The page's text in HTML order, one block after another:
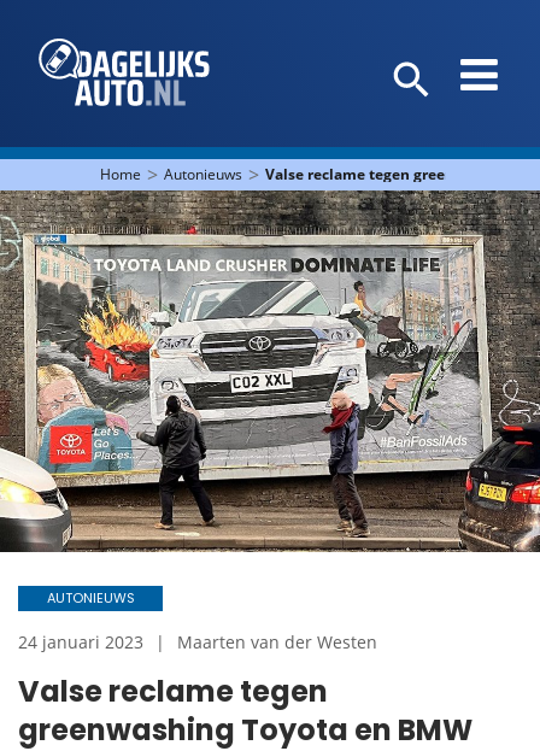
Home > Autonieuws > Valse reclame tegen greenwashing
Valse reclame tegen
greenwashing Toyota en BMW
AUTONIEUWS
24 januari 2023 Maarten van der Westen